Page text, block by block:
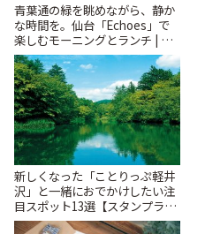
青葉通の緑を眺めながら、静か
な時間を。仙台「Echoes」で
楽しむモーニングとランチ | こ
とりっぷ
新しくなった「ことりっぷ軽井
沢」と一緒におでかけしたい注
目スポット13選【スタンプラリ
ー開催中】 | ことりっぷ